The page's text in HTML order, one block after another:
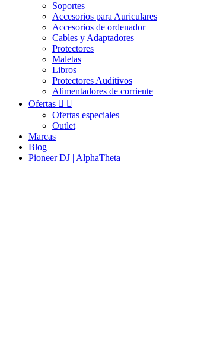
Soportes
Accesorios para Auriculares
Accesorios de ordenador
Cables y Adaptadores
Protectores
Maletas
Libros
Protectores Auditivos
Alimentadores de corriente
Ofertas  
Ofertas especiales
Outlet
Marcas
Blog
Pioneer DJ | AlphaTheta